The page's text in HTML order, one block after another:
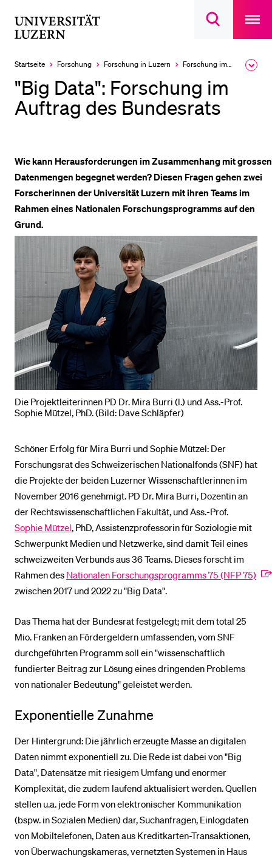
Suchdialog
main
Startseite Forschung Forschung in Luzern Forschung im Fokus
"Big Data": Forschung im
Auftrag des Bundesrats
Wie kann Herausforderungen im Zusammenhang mit grossen
Datenmengen begegnet werden? Diesen Fragen gehen zwei
Forscherinnen der Universität Luzern mit ihren Teams im
Rahmen eines Nationalen Forschungsprogramms auf den
Grund.
Die Projektleiterinnen PD Dr. Mira Burri (l.) und Ass.-Prof.
Sophie Mützel, PhD. (Bild: Dave Schläpfer)
Schöner Erfolg für Mira Burri und Sophie Mützel: Der
Forschungsrat des Schweizerischen Nationalfonds (SNF) hat
die Projekte der beiden Luzerner Wissenschaftlerinnen im
November 2016 genehmigt. PD Dr. Mira Burri, Dozentin an
der Rechtswissenschaftlichen Fakultät, und Ass.-Prof.
Sophie Mützel, PhD, Assistenzprofessorin für Soziologie mit
Schwerpunkt Medien und Netzwerke, sind damit Teil eines
schweizweiten Verbunds aus 36 Teams. Dieses forscht im
Rahmen des Nationalen Forschungsprogramms 75 (NFP 75)
zwischen 2017 und 2022 zu "Big Data".
Das Thema hat der Bundesrat festgelegt; mit dem total 25
Mio. Franken an Fördergeldern umfassenden, vom SNF
durchgeführten Programm soll ein "wissenschaftlich
fundierter Beitrag zur Lösung eines dringenden Problems
von nationaler Bedeutung" geleistet werden.
Exponentielle Zunahme
Der Hintergrund: Die jährlich erzeugte Masse an digitalen
Daten nimmt exponentiell zu. Die Rede ist dabei von "Big
Data", Datensätze mit riesigem Umfang und enormer
Komplexität, die zudem laufend aktualisiert werden. Quellen
stellen u.a. jede Form von elektronischer Kommunikation
(bspw. in Sozialen Medien) dar, Suchanfragen, Einlogdaten
von Mobiltelefonen, Daten aus Kreditkarten-Transaktionen,
von Überwachungskameras, vernetzten Systemen in Haus
LETZTE SUCHEN
DIE UNI FÜR…
Schulklassen und Lehrpersonen
Forschende
Mitarbeitende
Alumni
Stellensuchende
Förderer
Medien
BELIEBTE INHALTE
Vorlesungsverzeichnis
Bibliothek
Sportangebot
Menuplan Mensa
Anmeldung und Zulassung